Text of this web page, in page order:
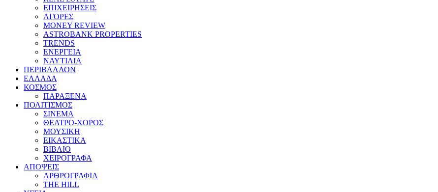
ΕΠΙΧΕΙΡΗΣΕΙΣ
ΑΓΟΡΕΣ
MONEY REVIEW
ASTROBANK PROPERTIES
TRENDS
ΕΝΕΡΓΕΙΑ
ΝΑΥΤΙΛΙΑ
ΠΕΡΙΒΑΛΛΟΝ
ΕΛΛΑΔΑ
ΚΟΣΜΟΣ
ΠΑΡΑΞΕΝΑ
ΠΟΛΙΤΙΣΜΟΣ
ΣΙΝΕΜΑ
ΘΕΑΤΡΟ-ΧΟΡΟΣ
ΜΟΥΣΙΚΗ
ΕΙΚΑΣΤΙΚΑ
ΒΙΒΛΙΟ
ΧΕΙΡΟΓΡΑΦΑ
ΑΠΟΨΕΙΣ
ΑΡΘΡΟΓΡΑΦΙΑ
THE HILL